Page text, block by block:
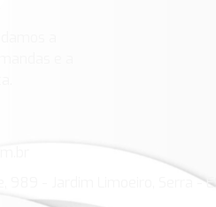
989 - Jardim Limoeiro, Serra - ES,